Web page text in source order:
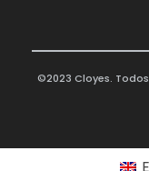
©2023 Cloyes.